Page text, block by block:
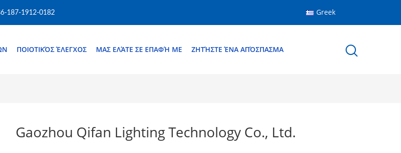
187-1912-0182 Greek
ΠΟΙΟΤΙΚΌΣ ΈΛΕΓΧΟΣ ΜΑΣ ΕΛΆΤΕ ΣΕ ΕΠΑΦΉ ΜΕ ΖΗΤΉΣΤΕ ΈΝΑ ΑΠΌΣΠΑΣΜΑ
Gaozhou Qifan Lighting Technology Co., Ltd.